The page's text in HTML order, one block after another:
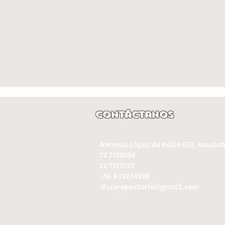
Contáctanos
Antonia López de Bello 653,
22 7355054
22 7375725
+56 9 75224598
ducereposteria@gmail.com